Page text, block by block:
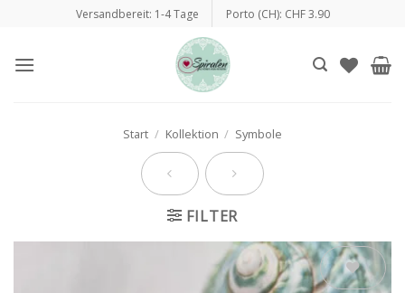
springen
Versandbereit: 1-4 Tage Porto (CH): CHF 3.90
Start / Kollektion / Symbole
FILTER